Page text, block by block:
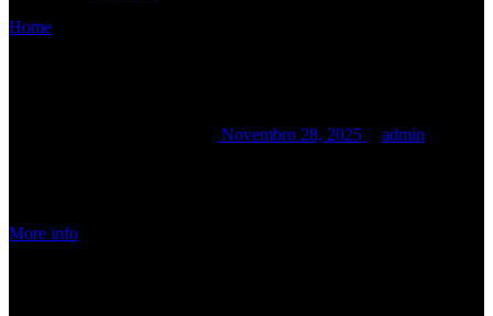
Home
Novembro 28, 2025 admin
More info